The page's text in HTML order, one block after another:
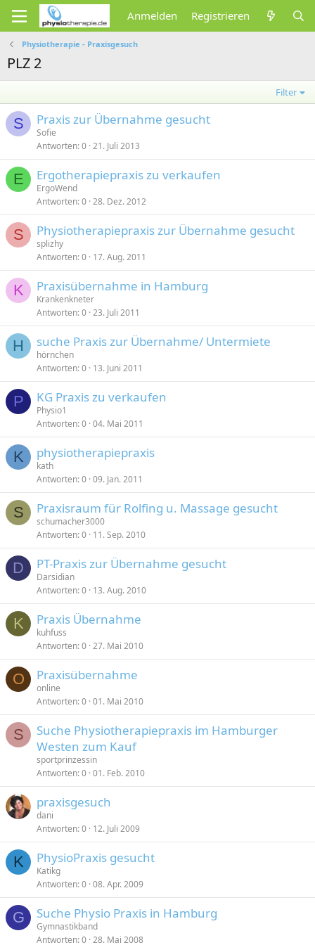
Anmelden Registrieren
Physiotherapie - Praxisgesuch
PLZ 2
Filter
S Praxis zur Übernahme gesucht
Sofie
Antworten 0 21. Juli 2013
E Ergotherapiepraxis zu verkaufen
ErgoWend
Antworten 0 28. Dez. 2012
S Physiotherapiepraxis zur Übernahme gesucht
splizhy
Antworten 0 17. Aug. 2011
K Praxisübernahme in Hamburg
Krankenkneter
Antworten 0 23. Juli 2011
H suche Praxis zur Übernahme/ Untermiete
hörnchen
Antworten 0 13. Juni 2011
P KG Praxis zu verkaufen
Physio1
Antworten 0 04. Mai 2011
K physiotherapiepraxis
kath
Antworten 0 09. Jan. 2011
S Praxisraum für Rolfing u. Massage gesucht
schumacher3000
Antworten 0 11. Sep. 2010
D PT-Praxis zur Übernahme gesucht
Darsidian
Antworten 0 13. Aug. 2010
K Praxis Übernahme
kuhfuss
Antworten 0 27. Mai 2010
O Praxisübernahme
online
Antworten 0 01. Mai 2010
S
Suche Physiotherapiepraxis im Hamburger
Westen zum Kauf
sportprinzessin
Antworten 0 01. Feb. 2010
praxisgesuch
dani
Antworten 0 12. Juli 2009
K PhysioPraxis gesucht
Katikg
Antworten 0 08. Apr. 2009
G Suche Physio Praxis in Hamburg
Gymnastikband
Antworten 0 28. Mai 2008